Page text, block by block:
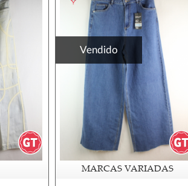
Vendido
MARCAS VARIADAS